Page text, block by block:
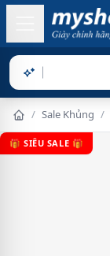
Sản phẩm
/ Sale Khủng /
🎁 SIÊU SALE 🎁